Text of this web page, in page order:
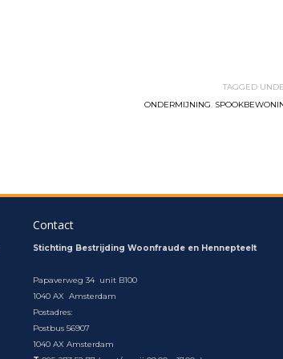
TAGGED
ONDERMIJNING,
Contact
Stichting Bestrijding Woonfraude en Hennepteelt
Papaverweg 34 unit B100
1040 AX Amsterdam
Postadres:
Postbus 56907
1040 AX Amsterdam